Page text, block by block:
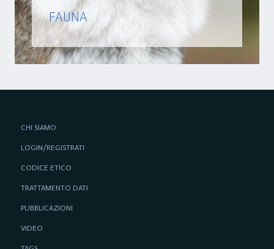
FAUNA
CHI SIAMO
LOGIN/REGISTRATI
CODICE ETICO
TRATTAMENTO DATI
PUBBLICAZIONI
VIDEO